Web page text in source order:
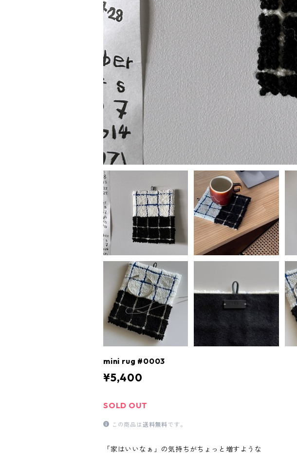
mini rug #0003
¥5,400
SOLD OUT
この商品は 送料無料です。
「家はいいなぁ」の気持ちがちょっと増すような